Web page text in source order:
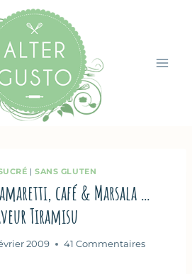
|SANS GLUTEN
amaretti, café & Marsala …
Tiramisu
2009 41 Commentaires